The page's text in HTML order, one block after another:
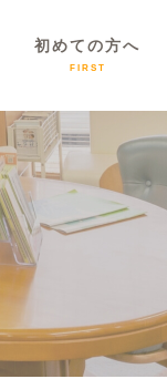
初めての方へ
FIRST